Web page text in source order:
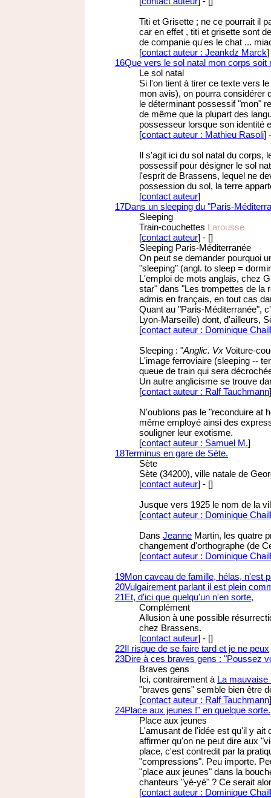
Titi et Grisette ; ne ce pourrait il
car en effet , titi et grisette sont
de companie qu'es le chat ...
[contact auteur : Jeankdz Marck]
16Que vers le sol natal mon corps soit
Le sol natal
Si l'on tient à tirer ce texte vers
mon avis), on pourra considérer
le déterminant possessif "mon"
de même que la plupart des
possesseur lorsque son identité
[contact auteur : Mathieu Rasoli]
Il s'agit ici du sol natal du corps,
possessif pour désigner le sol
l'esprit de Brassens, lequel ne
possession du sol, la terre
[contact auteur]
17Dans un sleeping du "Paris-
Sleeping
Train-couchettes Larousse
[contact auteur] - []
Sleeping Paris-Méditerranée
On peut se demander pourquoi
"sleeping" (angl. to sleep =
L'emploi de mots anglais, chez
star" dans "Les trompettes de la
admis en français, en tout cas
Quant au "Paris-Méditerranée",
Lyon-Marseille) dont, d'ailleurs,
[contact auteur : Dominique
Sleeping : "Anglic. Vx Voiture-
L'image ferroviaire (sleeping --
queue de train qui sera
Un autre anglicisme se trouve
[contact auteur : Ralf Tauchmann]
N'oublions pas le "reconduire at
même employé ainsi des
souligner leur exotisme.
[contact auteur : Samuel M.]
18Terminus en gare de Sète.
Sète
Sète (34200), ville natale de
[contact auteur] - []
Jusque vers 1925 le nom de la
[contact auteur : Dominique
Dans Jeanne Martin, les quatre
changement d'orthographe (de
[contact auteur : Dominique
19Mon caveau de famille, hélas, n'est
20Vulgairement parlant il est plein
21Et, d'ici que quelqu'un n'en sorte,
Complément
Allusion à une possible
chez Brassens.
[contact auteur] - []
22Il risque de se faire tard et je ne peux
23Dire à ces braves gens : "Poussez
Braves gens
Ici, contrairement à La mauvaise
"braves gens" semble bien être
[contact auteur : Ralf Tauchmann]
24Place aux jeunes !" en quelque sorte.
Place aux jeunes
L'amusant de l'idée est qu'il y
affirmer qu'on ne peut dire aux
place, c'est contredit par la
"compressions". Peu importe.
"place aux jeunes" dans la
chanteurs "yé-yé" ? Ce serait
[contact auteur : Dominique